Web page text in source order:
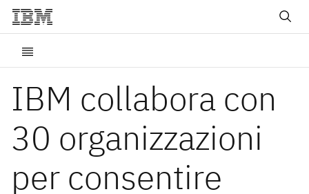
IBM collabora con
30 organizzazioni
per consentire